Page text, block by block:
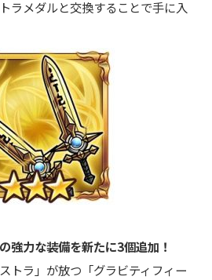
ラメダルと交換することで手に入
強力な装備を新たに3個追加！
トラ」が放つ「グラビティフィー